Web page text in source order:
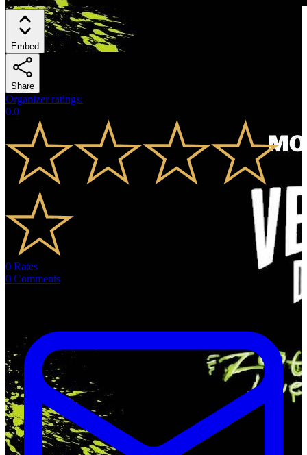
Embed
Share
Organizer ratings:
0.0
0 Rates
0 Comments